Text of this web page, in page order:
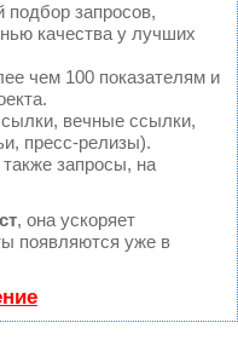
запросов,
качества у лучших
чем 100 показателям и
вечные ссылки,
пресс-релизы).
запросы, на
, она ускоряет
появляются уже в